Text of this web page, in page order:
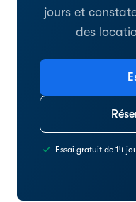
jours et
des
Essai gratuit de 14